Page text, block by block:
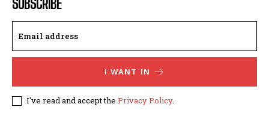
I WANT IN
I've read and accept the Privacy Policy.